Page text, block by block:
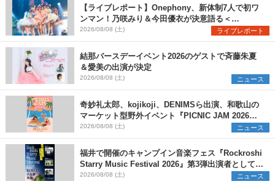
【ライブレポート】Onephony、新体制7人で初ワ
ンマン！乃咲みり＆今田優衣が決意語る＜
Onephony新体制1st Oneman Live はじまりの夏
＞
2026/08/08 (土) ライブレポート
結那バースデーイベント2026のゲストで斉藤朱夏
＆愛美の出演が決定
2026/08/08 (土) ニュース
奇妙礼太郎、kojikoji、DENIMSら出演、和歌山の
マーケット型野外イベント『PICNIC JAM 2026』
早割チケット発売開始
2026/08/08 (土) ニュース
福井で開催のキャンプイン音楽フェス『Rockroshi
Starry Music Festival 2026』第3弾出演者として
SCOOBIE DO、かりゆし58、Reiを発表
2026/08/08 (土) ニュース